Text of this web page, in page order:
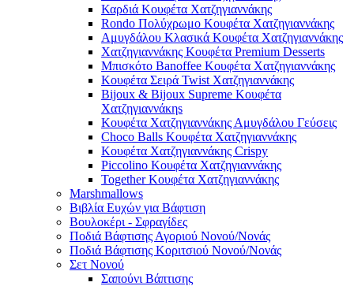
Καρδιά Κουφέτα Χατζηγιαννάκης
Rondo Πολύχρωμο Κουφέτα Χατζηγιαννάκης
Αμυγδάλου Κλασικά Κουφέτα Χατζηγιαννάκης
Χατζηγιαννάκης Κουφέτα Premium Desserts
Μπισκότο Banoffee Κουφέτα Χατζηγιαννάκης
Κουφέτα Σειρά Twist Χατζηγιαννάκης
Bijoux & Bijoux Supreme Κουφέτα
Χατζηγιαννάκηs
Κουφέτα Χατζηγιαννάκης Αμυγδάλου Γεύσεις
Choco Balls Κουφέτα Χατζηγιαννάκης
Κουφέτα Χατζηγιαννάκης Crispy
Piccolino Κουφέτα Χατζηγιαννάκης
Together Κουφέτα Χατζηγιαννάκης
Marshmallows
Βιβλία Ευχών για Βάφτιση
Βουλοκέρι - Σφραγίδες
Ποδιά Βάφτισης Αγοριού Νονού/Νονάς
Ποδιά Βάφτισης Κοριτσιού Νονού/Νονάς
Σετ Νονού
Σαπούνι Βάπτισης